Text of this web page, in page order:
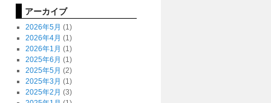
アーカイブ
2026年5月 (1)
2026年4月 (1)
2026年1月 (1)
2025年6月 (1)
2025年5月 (2)
2025年3月 (1)
2025年2月 (3)